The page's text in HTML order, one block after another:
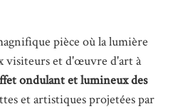
pièce où la lumière
visiteurs et d'œuvre d'art à
ondulant et lumineux des
et artistiques projetées par